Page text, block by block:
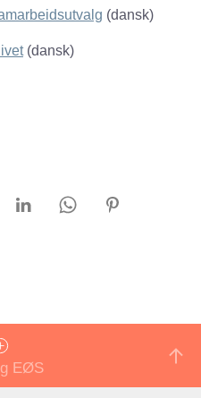
(dansk)
(dansk)
EØS